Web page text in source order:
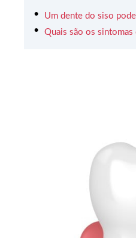
Um dente do siso
Quais são os